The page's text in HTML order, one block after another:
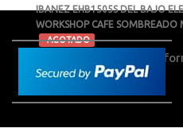
IBANEZ EHB1505S DEL BAJO
WORKSHOP CAFE SOMBREADO
- AGOTADO
Contactanos para
precio